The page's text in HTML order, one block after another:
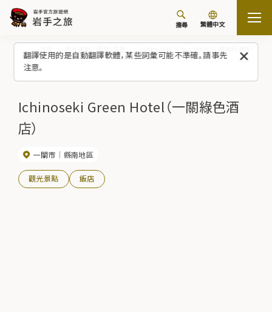
翻譯使用的是自動翻譯軟體，某些詞彙可能不準確。請事先
注意。
搜尋 繁體中文
觀光景點／體驗（清單）
Ichinoseki Green Hotel（一關綠色酒
店）
一關市 縣南地區
觀光景點 飯店